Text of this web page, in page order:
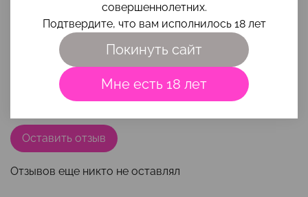
Отзывов еще никто не оставлял
4 звезды
Оставить отзыв
совершеннолетних.
Подтвердите, что вам исполнилось 18 лет
Покинуть сайт
Мне есть 18 лет